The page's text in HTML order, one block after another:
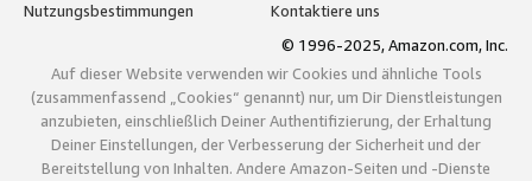
Nutzungsbestimmungen
Kontaktiere uns
© 1996-2025, Amazon.com, Inc.
Auf dieser Website verwenden wir Cookies und ähnliche Tools
(zusammenfassend „Cookies“ genannt) nur, um Dir Dienstleistungen
anzubieten, einschließlich Deiner Authentifizierung, der Erhaltung
Deiner Einstellungen, der Verbesserung der Sicherheit und der
Bereitstellung von Inhalten. Andere Amazon-Seiten und -Dienste